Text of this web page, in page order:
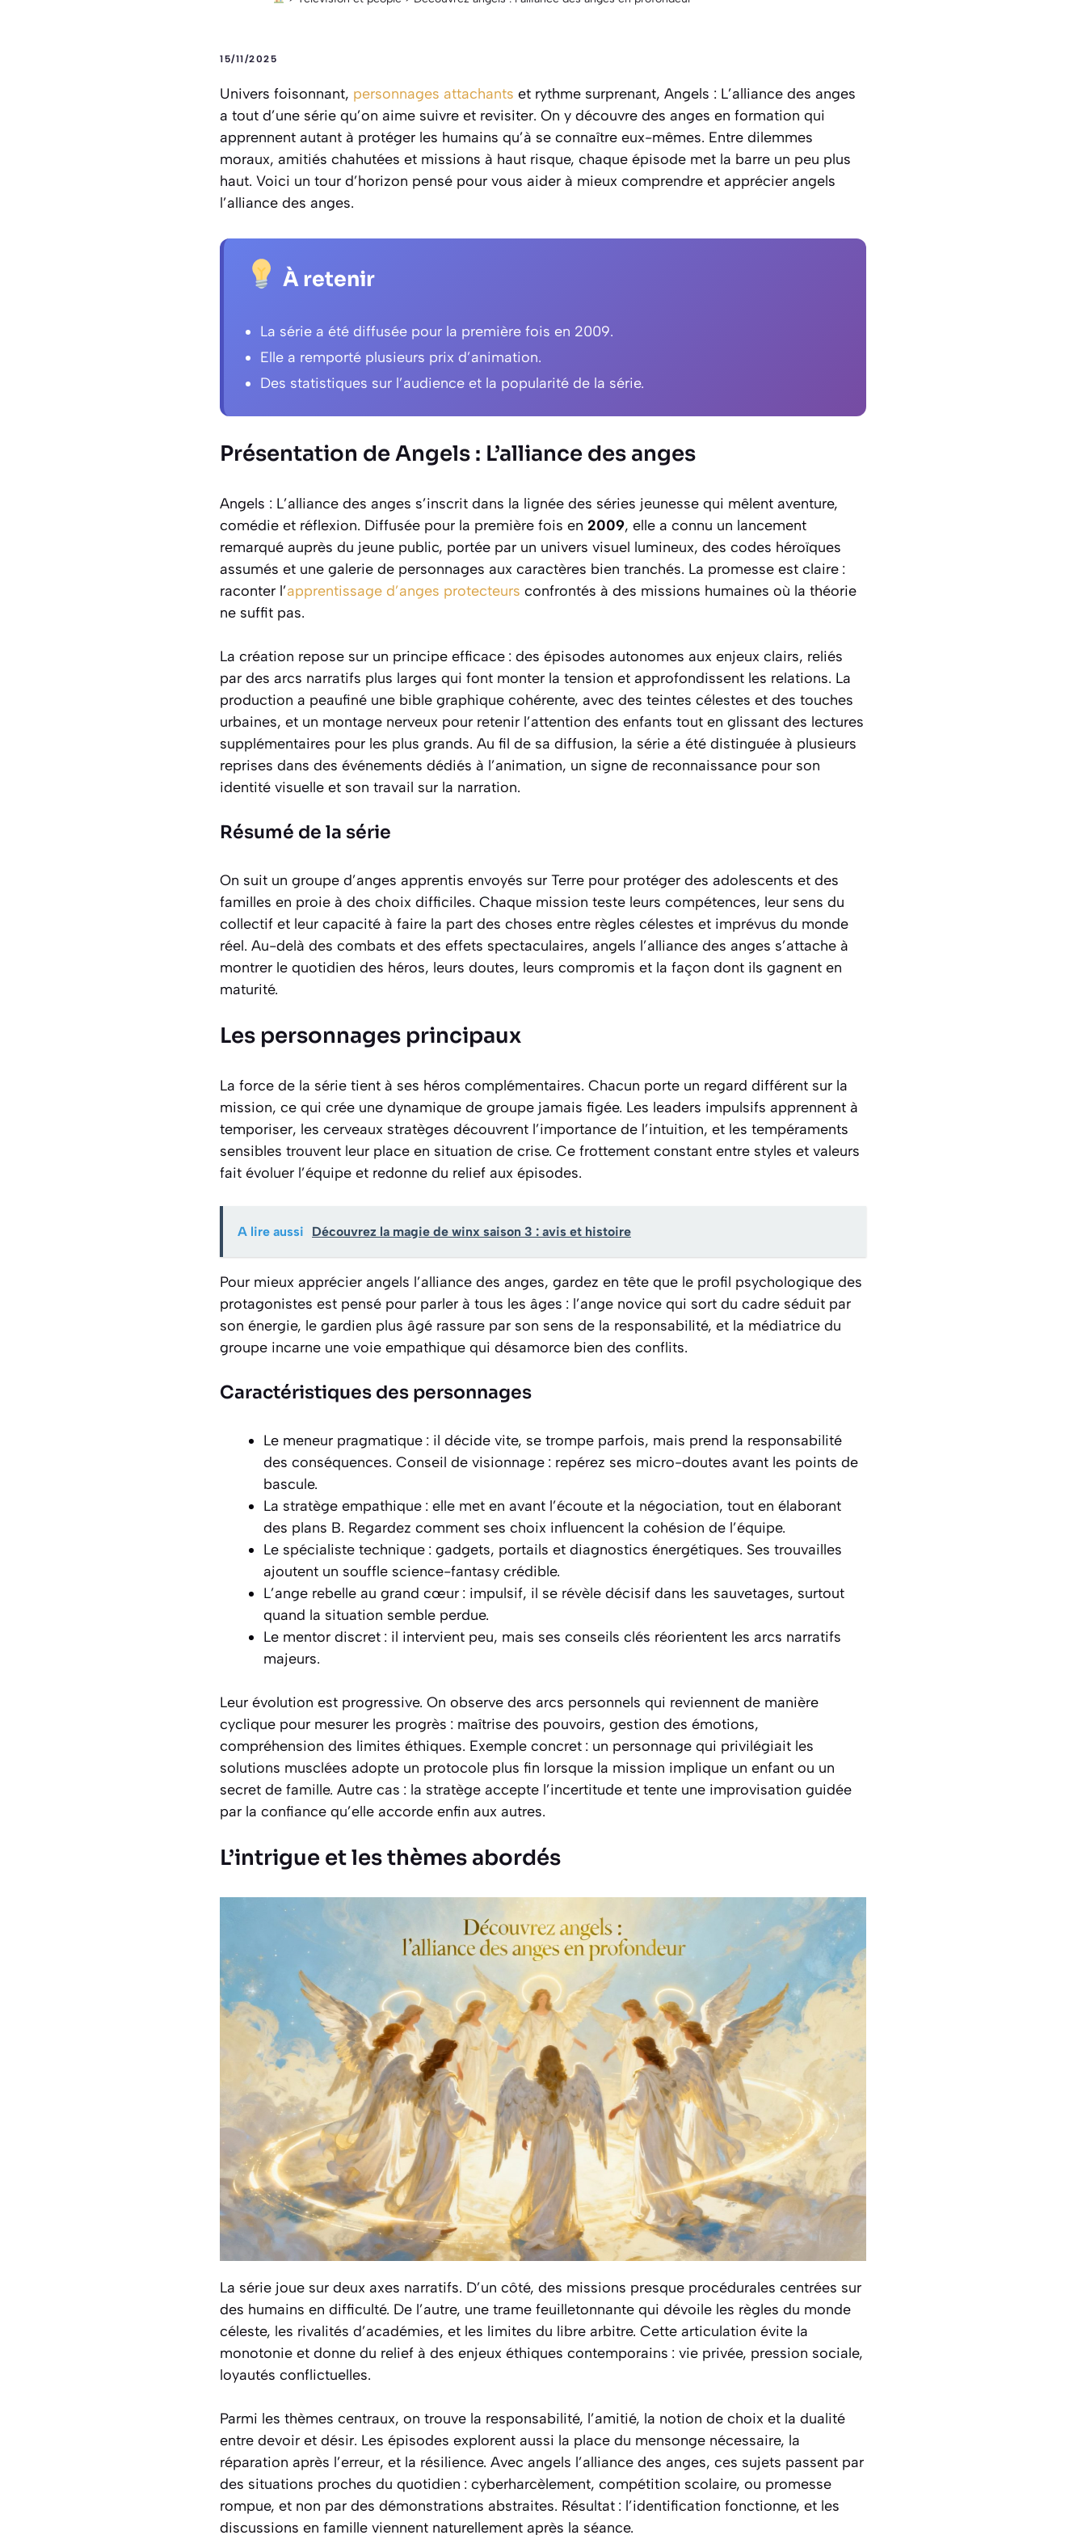
15/11/2025
Univers foisonnant, personnages attachants et rythme surprenant, Angels : L’alliance des anges
a tout d’une série qu’on aime suivre et revisiter. On y découvre des anges en formation qui
apprennent autant à protéger les humains qu’à se connaître eux-mêmes. Entre dilemmes
moraux, amitiés chahutées et missions à haut risque, chaque épisode met la barre un peu plus
haut. Voici un tour d’horizon pensé pour vous aider à mieux comprendre et apprécier angels
l’alliance des anges.
À retenir
La série a été diffusée pour la première fois en 2009.
Elle a remporté plusieurs prix d’animation.
Des statistiques sur l’audience et la popularité de la série.
Présentation de Angels : L’alliance des anges
Angels : L’alliance des anges s’inscrit dans la lignée des séries jeunesse qui mêlent aventure,
comédie et réflexion. Diffusée pour la première fois en 2009, elle a connu un lancement
remarqué auprès du jeune public, portée par un univers visuel lumineux, des codes héroïques
assumés et une galerie de personnages aux caractères bien tranchés. La promesse est claire :
raconter l’apprentissage d’anges protecteurs confrontés à des missions humaines où la théorie
ne suffit pas.
La création repose sur un principe efficace : des épisodes autonomes aux enjeux clairs, reliés
par des arcs narratifs plus larges qui font monter la tension et approfondissent les relations. La
production a peaufiné une bible graphique cohérente, avec des teintes célestes et des touches
urbaines, et un montage nerveux pour retenir l’attention des enfants tout en glissant des lectures
supplémentaires pour les plus grands. Au fil de sa diffusion, la série a été distinguée à plusieurs
reprises dans des événements dédiés à l’animation, un signe de reconnaissance pour son
identité visuelle et son travail sur la narration.
Résumé de la série
On suit un groupe d’anges apprentis envoyés sur Terre pour protéger des adolescents et des
familles en proie à des choix difficiles. Chaque mission teste leurs compétences, leur sens du
collectif et leur capacité à faire la part des choses entre règles célestes et imprévus du monde
réel. Au-delà des combats et des effets spectaculaires, angels l’alliance des anges s’attache à
montrer le quotidien des héros, leurs doutes, leurs compromis et la façon dont ils gagnent en
maturité.
Les personnages principaux
La force de la série tient à ses héros complémentaires. Chacun porte un regard différent sur la
mission, ce qui crée une dynamique de groupe jamais figée. Les leaders impulsifs apprennent à
temporiser, les cerveaux stratèges découvrent l’importance de l’intuition, et les tempéraments
sensibles trouvent leur place en situation de crise. Ce frottement constant entre styles et valeurs
fait évoluer l’équipe et redonne du relief aux épisodes.
A lire aussi Découvrez la magie de winx saison 3 : avis et histoire
Pour mieux apprécier angels l’alliance des anges, gardez en tête que le profil psychologique des
protagonistes est pensé pour parler à tous les âges : l’ange novice qui sort du cadre séduit par
son énergie, le gardien plus âgé rassure par son sens de la responsabilité, et la médiatrice du
groupe incarne une voie empathique qui désamorce bien des conflits.
Caractéristiques des personnages
Le meneur pragmatique : il décide vite, se trompe parfois, mais prend la responsabilité
des conséquences. Conseil de visionnage : repérez ses micro-doutes avant les points de
bascule.
La stratège empathique : elle met en avant l’écoute et la négociation, tout en élaborant
des plans B. Regardez comment ses choix influencent la cohésion de l’équipe.
Le spécialiste technique : gadgets, portails et diagnostics énergétiques. Ses trouvailles
ajoutent un souffle science-fantasy crédible.
L’ange rebelle au grand cœur : impulsif, il se révèle décisif dans les sauvetages, surtout
quand la situation semble perdue.
Le mentor discret : il intervient peu, mais ses conseils clés réorientent les arcs narratifs
majeurs.
Leur évolution est progressive. On observe des arcs personnels qui reviennent de manière
cyclique pour mesurer les progrès : maîtrise des pouvoirs, gestion des émotions,
compréhension des limites éthiques. Exemple concret : un personnage qui privilégiait les
solutions musclées adopte un protocole plus fin lorsque la mission implique un enfant ou un
secret de famille. Autre cas : la stratège accepte l’incertitude et tente une improvisation guidée
par la confiance qu’elle accorde enfin aux autres.
L’intrigue et les thèmes abordés
La série joue sur deux axes narratifs. D’un côté, des missions presque procédurales centrées sur
des humains en difficulté. De l’autre, une trame feuilletonnante qui dévoile les règles du monde
céleste, les rivalités d’académies, et les limites du libre arbitre. Cette articulation évite la
monotonie et donne du relief à des enjeux éthiques contemporains : vie privée, pression sociale,
loyautés conflictuelles.
Parmi les thèmes centraux, on trouve la responsabilité, l’amitié, la notion de choix et la dualité
entre devoir et désir. Les épisodes explorent aussi la place du mensonge nécessaire, la
réparation après l’erreur, et la résilience. Avec angels l’alliance des anges, ces sujets passent par
des situations proches du quotidien : cyberharcèlement, compétition scolaire, ou promesse
rompue, et non par des démonstrations abstraites. Résultat : l’identification fonctionne, et les
discussions en famille viennent naturellement après la séance.